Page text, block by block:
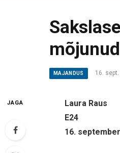
mõjunud
MAJANDUS 16.
JAGA
Laura Raus
E24
16.